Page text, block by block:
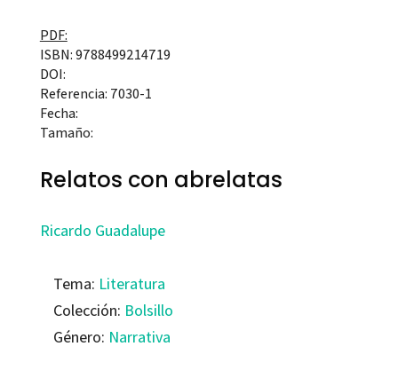
PDF:
ISBN: 9788499214719
DOI:
Referencia: 7030-1
Fecha:
Tamaño:
Relatos con abrelatas
Ricardo Guadalupe
Tema: Literatura
Colección: Bolsillo
Género: Narrativa